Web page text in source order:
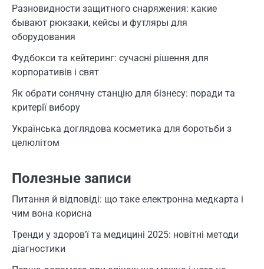
Разновидности защитного снаряжения: какие
бывают рюкзаки, кейсы и футляры для
оборудования
Фудбокси та кейтеринг: сучасні рішення для
корпоративів і свят
Як обрати сонячну станцію для бізнесу: поради та
критерії вибору
Українська доглядова косметика для боротьби з
целюлітом
Полезные записи
Питання й відповіді: що таке електронна медкарта і
чим вона корисна
Тренди у здоров’ї та медицині 2025: новітні методи
діагностики